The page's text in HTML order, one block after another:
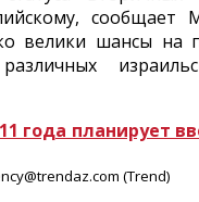
сообщает
велики шансы на
различных
года планирует
(Trend)